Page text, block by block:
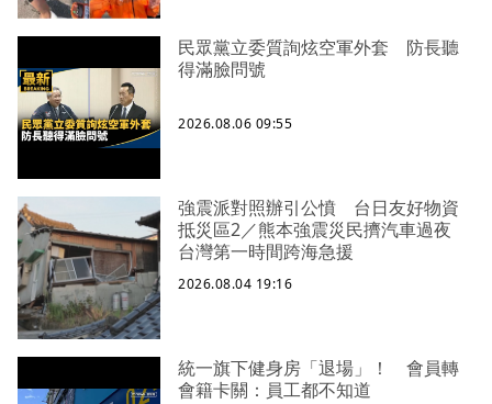
民眾黨立委質詢炫空軍外套 防長聽
得滿臉問號
2026.08.06 09:55
強震派對照辦引公憤 台日友好物資
抵災區2／熊本強震災民擠汽車過夜
台灣第一時間跨海急援
2026.08.04 19:16
統一旗下健身房「退場」！ 會員轉
會籍卡關：員工都不知道